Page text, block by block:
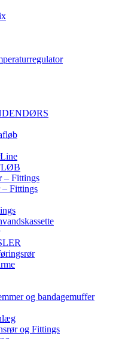
– Fittings
Fittings
og bandagemuffer
og Fittings